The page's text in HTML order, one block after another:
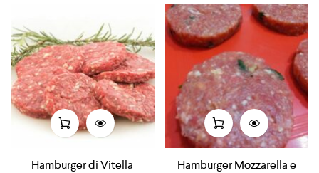
Hamburger di Vitella
Hamburger Mozzarella e